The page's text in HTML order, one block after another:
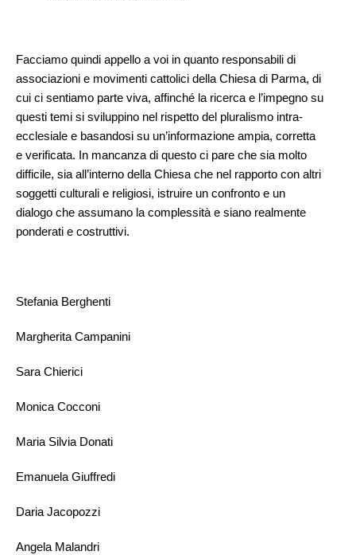
Facciamo quindi appello a voi in quanto responsabili di
associazioni e movimenti cattolici della Chiesa di Parma, di
cui ci sentiamo parte viva, affinché la ricerca e l’impegno su
questi temi si sviluppino nel rispetto del pluralismo intra-
ecclesiale e basandosi su un’informazione ampia, corretta
e verificata. In mancanza di questo ci pare che sia molto
difficile, sia all’interno della Chiesa che nel rapporto con altri
soggetti culturali e religiosi, istruire un confronto e un
dialogo che assumano la complessità e siano realmente
ponderati e costruttivi.
Stefania Berghenti
Margherita Campanini
Sara Chierici
Monica Cocconi
Maria Silvia Donati
Emanuela Giuffredi
Daria Jacopozzi
Angela Malandri